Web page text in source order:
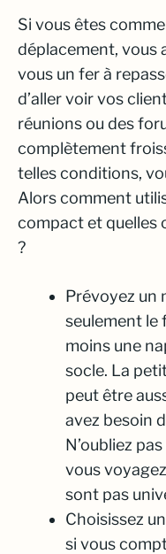
Si vous êtes
déplacement, vous
vous un fer à
d’aller voir vos
réunions ou des
complètement
telles conditions,
Alors comment
compact et quelles
?
Prévoyez un
seulement le
moins une
socle. La
peut être
avez besoin
N’oubliez
vous
sont pas
Choisissez
si vous